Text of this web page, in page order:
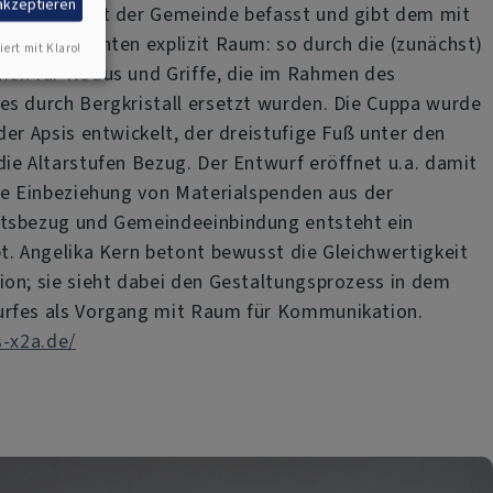
und mit der Gemeinde befasst und gibt dem mit
Elementen explizit Raum: so durch die (zunächst)
für Nodus und Griffe, die im Rahmen des
durch Bergkristall ersetzt wurden. Die Cuppa wurde
Apsis entwickelt, der dreistufige Fuß unter den
Altarstufen Bezug. Der Entwurf eröffnet u.a. damit
Einbeziehung von Materialspenden aus der
und Gemeindeeinbindung entsteht ein
Angelika Kern betont bewusst die Gleichwertigkeit
sie sieht dabei den Gestaltungsprozess in dem
als Vorgang mit Raum für Kommunikation.
x2a.de/
mit Klaro!